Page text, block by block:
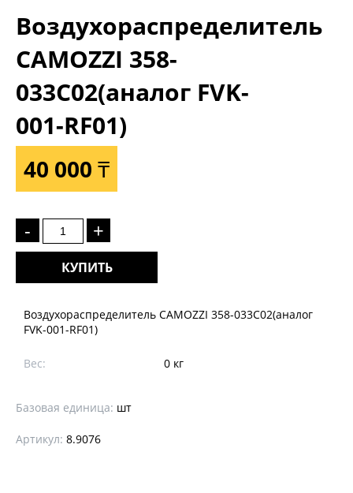
Воздухораспределитель
CAMOZZI 358-
033С02(аналог FVK-
001-RF01)
40 000 ₸
- +
КУПИТЬ
Воздухораспределитель CAMOZZI 358-033С02(аналог
FVK-001-RF01)
Вес: 0 кг
Базовая единица: шт
Артикул: 8.9076